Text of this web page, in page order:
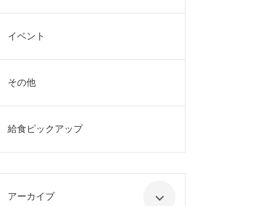
イベント
その他
給食ピックアップ
アーカイブ